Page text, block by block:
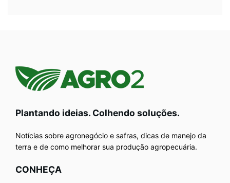
Plantando ideias. Colhendo soluções.
Notícias sobre agronegócio e safras, dicas de manejo da
terra e de como melhorar sua produção agropecuária.
CONHEÇA